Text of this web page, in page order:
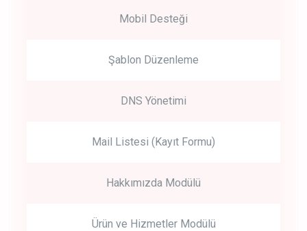
Mobil Desteği
Şablon Düzenleme
DNS Yönetimi
Mail Listesi (Kayıt Formu)
Hakkımızda Modülü
Ürün ve Hizmetler Modülü